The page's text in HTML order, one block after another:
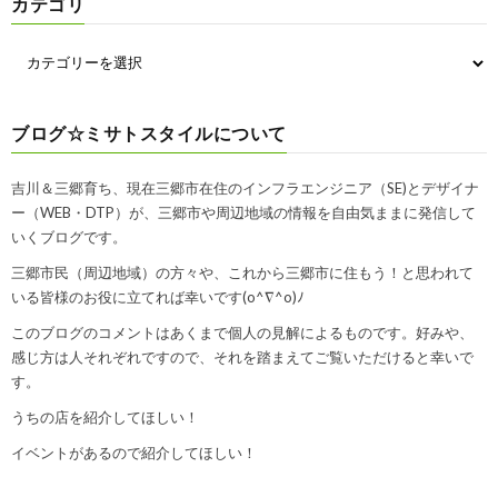
ブログ☆ミサトスタイルについて
吉川＆三郷育ち、現在三郷市在住のインフラエンジニア（SE)とデザイナ
ー（WEB・DTP）が、三郷市や周辺地域の情報を自由気ままに発信して
いくブログです。
三郷市民（周辺地域）の方々や、これから三郷市に住もう！と思われて
いる皆様のお役に立てれば幸いです(o^∇^o)ﾉ
このブログのコメントはあくまで個人の見解によるものです。好みや、
感じ方は人それぞれですので、それを踏まえてご覧いただけると幸いで
す。
うちの店を紹介してほしい！
イベントがあるので紹介してほしい！